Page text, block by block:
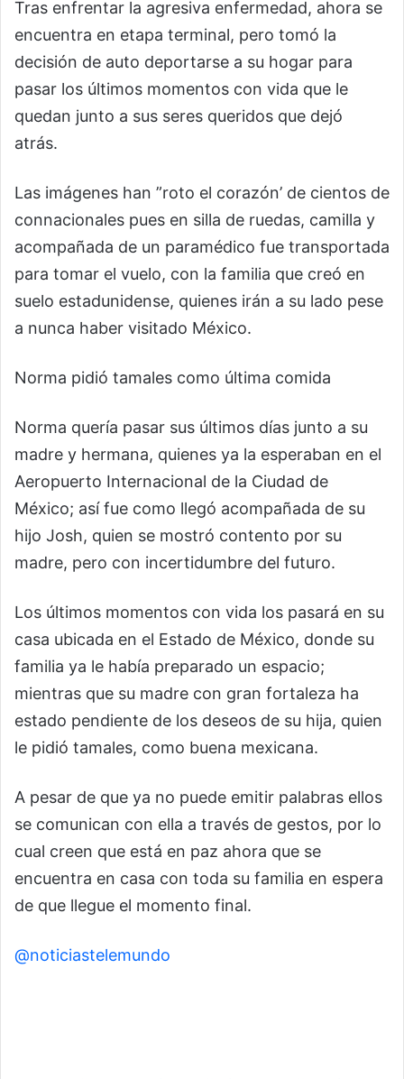
Tras enfrentar la agresiva enfermedad, ahora se
encuentra en etapa terminal, pero tomó la
decisión de auto deportarse a su hogar para
pasar los últimos momentos con vida que le
quedan junto a sus seres queridos que dejó
atrás.
Las imágenes han ”roto el corazón’ de cientos de
connacionales pues en silla de ruedas, camilla y
acompañada de un paramédico fue transportada
para tomar el vuelo, con la familia que creó en
suelo estadunidense, quienes irán a su lado pese
a nunca haber visitado México.
Norma pidió tamales como última comida
Norma quería pasar sus últimos días junto a su
madre y hermana, quienes ya la esperaban en el
Aeropuerto Internacional de la Ciudad de
México; así fue como llegó acompañada de su
hijo Josh, quien se mostró contento por su
madre, pero con incertidumbre del futuro.
Los últimos momentos con vida los pasará en su
casa ubicada en el Estado de México, donde su
familia ya le había preparado un espacio;
mientras que su madre con gran fortaleza ha
estado pendiente de los deseos de su hija, quien
le pidió tamales, como buena mexicana.
A pesar de que ya no puede emitir palabras ellos
se comunican con ella a través de gestos, por lo
cual creen que está en paz ahora que se
encuentra en casa con toda su familia en espera
de que llegue el momento final.
@noticiastelemundo